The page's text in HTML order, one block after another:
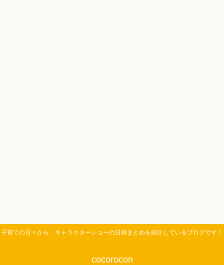
子育ての日々から、キャラクターショーの日程まとめを紹介しているブログです！
cocorocon